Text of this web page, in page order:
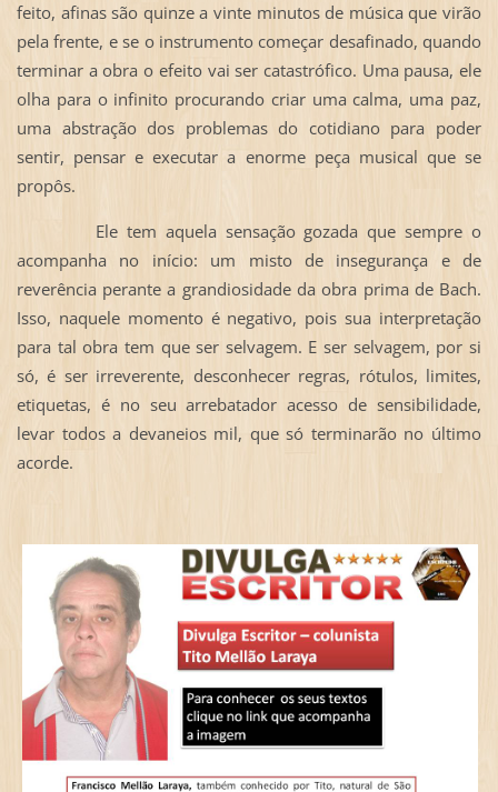
feito, afinas são quinze a vinte minutos de música que virão
pela frente, e se o instrumento começar desafinado, quando
terminar a obra o efeito vai ser catastrófico. Uma pausa, ele
olha para o infinito procurando criar uma calma, uma paz,
uma abstração dos problemas do cotidiano para poder
sentir, pensar e executar a enorme peça musical que se
propôs.
Ele tem aquela sensação gozada que sempre o
acompanha no início: um misto de insegurança e de
reverência perante a grandiosidade da obra prima de Bach.
Isso, naquele momento é negativo, pois sua interpretação
para tal obra tem que ser selvagem. E ser selvagem, por si
só, é ser irreverente, desconhecer regras, rótulos, limites,
etiquetas, é no seu arrebatador acesso de sensibilidade,
levar todos a devaneios mil, que só terminarão no último
acorde.